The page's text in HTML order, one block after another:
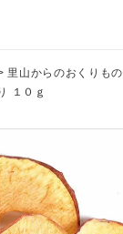
里山からのおくりもの
１０ｇ